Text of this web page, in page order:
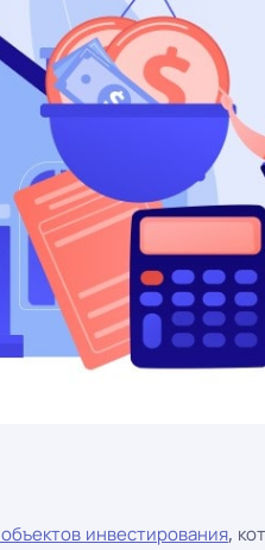
инвестирования,